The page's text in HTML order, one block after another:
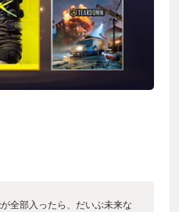
全部入ったら、だいぶ未来な